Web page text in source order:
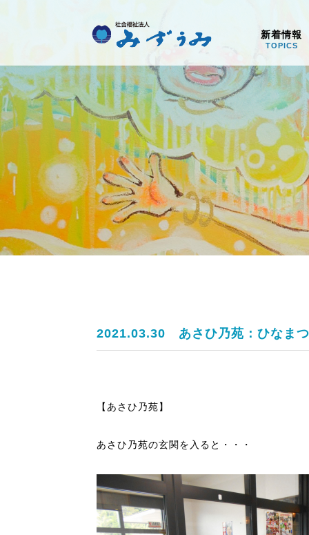
社会福祉法人みず
新着情報
TOPICS
2021.03.30 あさひ乃苑：ひなまつ
【あさひ乃苑】
あさひ乃苑の玄関を入ると・・・